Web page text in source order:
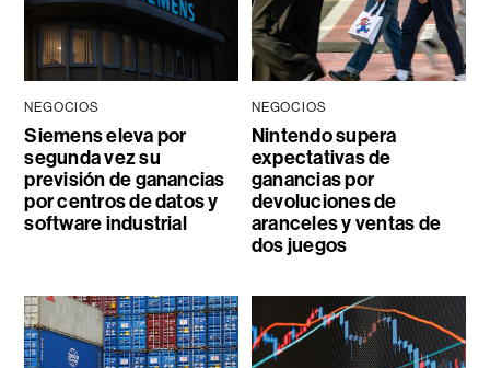
NEGOCIOS
Siemens eleva por
segunda vez su
previsión de ganancias
por centros de datos y
software industrial
NEGOCIOS
Nintendo supera
expectativas de
ganancias por
devoluciones de
aranceles y ventas de
dos juegos